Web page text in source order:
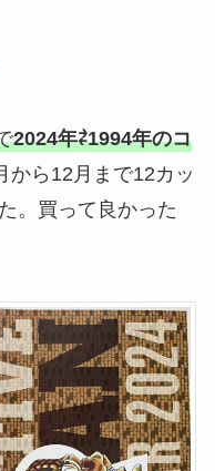
2024年⇄1994年のコ
から12月まで12カッ
。買って良かった